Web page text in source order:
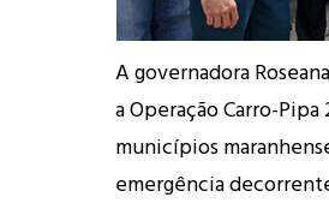
A governadora
a Operação Carro-
municípios
emergência